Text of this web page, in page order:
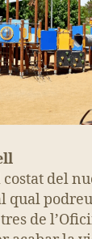
del
qual
de